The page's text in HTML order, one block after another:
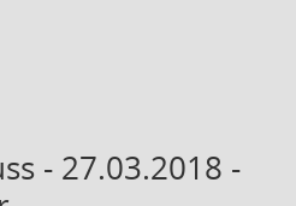
- 27.03.2018 -